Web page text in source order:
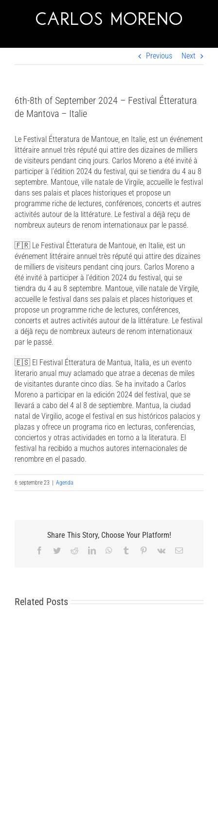
Previous Next
6th-8th of September 2024 – Festival Étteratura
de Mantova – Italie
Le Festival Étteratura de Mantoue, en Italie, est un événement
littéraire annuel très réputé qui attire des dizaines de milliers
de visiteurs pendant cinq jours. Carlos Moreno a été invité à
participer à l’édition 2024 du festival, qui se tiendra du 4 au 8
septembre. Mantoue, ville natale de Virgile, accueille le festival
dans ses palais et places historiques et propose un
programme riche de lectures, conférences, concerts et autres
activités autour de la littérature. Le festival a déjà reçu de
nombreux auteurs de renom internationaux par le passé.
🇫🇷 Le Festival Étteratura de Mantoue, en Italie, est un
événement littéraire annuel très réputé qui attire des dizaines
de milliers de visiteurs pendant cinq jours. Carlos Moreno a
été invité à participer à l’édition 2024 du festival, qui se
tiendra du 4 au 8 septembre. Mantoue, ville natale de Virgile,
accueille le festival dans ses palais et places historiques et
propose un programme riche de lectures, conférences,
concerts et autres activités autour de la littérature. Le festival
a déjà reçu de nombreux auteurs de renom internationaux
par le passé.
🇪🇸 El Festival Étteratura de Mantua, Italia, es un evento
literario anual muy aclamado que atrae a decenas de miles
de visitantes durante cinco días. Se ha invitado a Carlos
Moreno a participar en la edición 2024 del festival, que se
llevará a cabo del 4 al 8 de septiembre. Mantua, la ciudad
natal de Virgilio, acoge el festival en sus históricos palacios y
plazas y ofrece un programa rico en lecturas, conferencias,
conciertos y otras actividades en torno a la literatura. El
festival ha recibido a muchos autores internacionales de
renombre en el pasado.
6 septembre 23 Agenda
Share This Story, Choose Your Platform!
Facebook
TwitterRedditLinkedInWhatsApp
Tumblr Pinterest
Vk Email
Related Posts